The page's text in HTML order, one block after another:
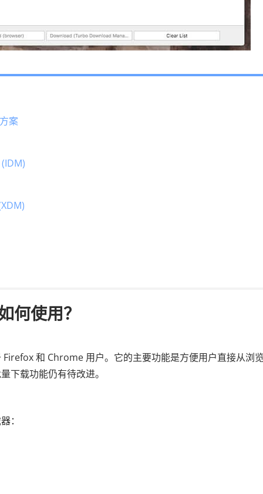
案
何使用？
和 Chrome 用户。它的主要功能是方便用户直接从浏
下载功能仍有待改进。
：